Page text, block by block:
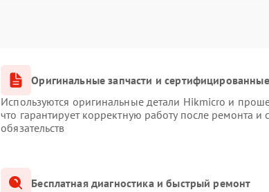
Оригинальные запчасти и
Используются оригинальные детали Hikmicro и
что гарантирует корректную работу после ремонта
обязательств
Бесплатная диагностика и быстрый ремонт